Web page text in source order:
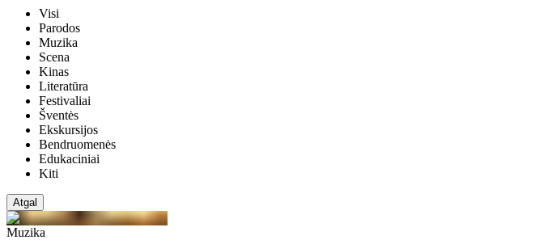
Visi
Parodos
Muzika
Scena
Kinas
Literatūra
Festivaliai
Šventės
Ekskursijos
Bendruomenės
Edukaciniai
Kiti
Atgal
Muzika